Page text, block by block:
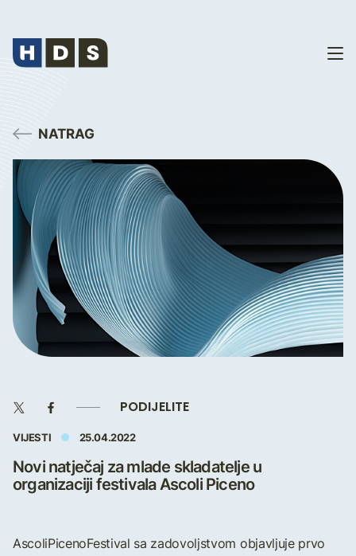
NATRAG
PODIJELITE
VIJESTI 25.04.2022
Novi natječaj za mlade skladatelje u
organizaciji festivala Ascoli Piceno
AscoliPicenoFestival sa zadovoljstvom objavljuje prvo